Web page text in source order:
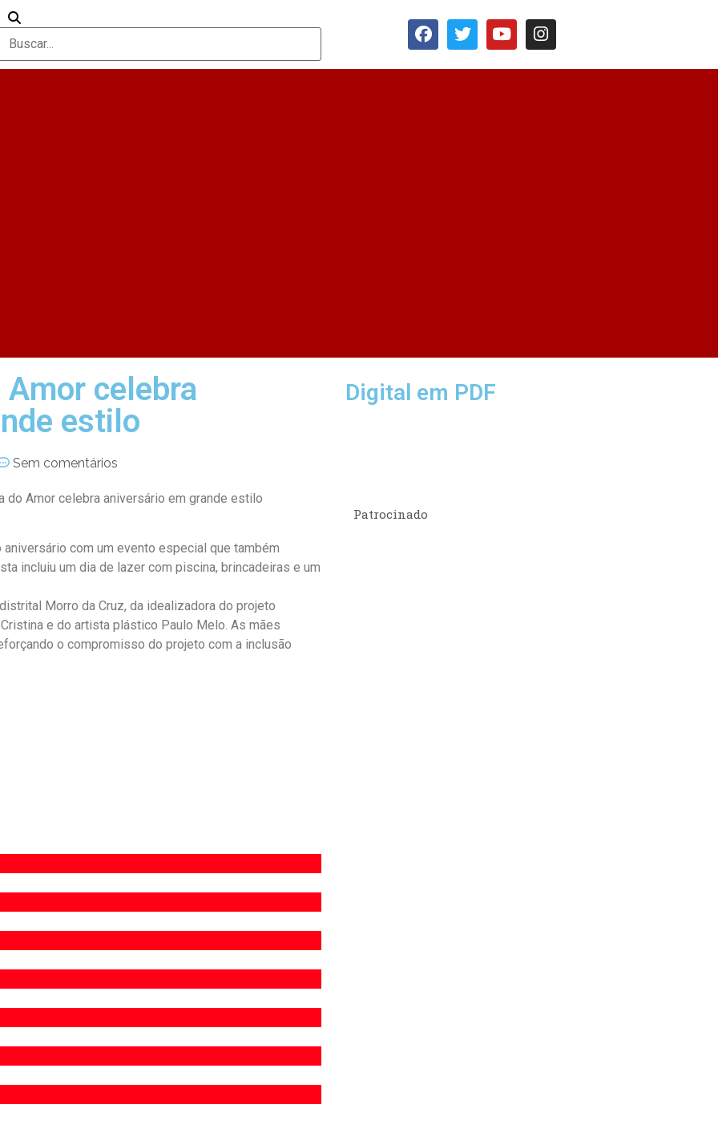
celebra
estilo
Sem comentários
do Amor celebra aniversário em grande estilo
com um evento especial que também
incluiu um dia de lazer com piscina, brincadeiras e um
Morro da Cruz, da idealizadora do projeto
e do artista plástico Paulo Melo. As mães
o compromisso do projeto com a inclusão
Digital em PDF
Patrocinado